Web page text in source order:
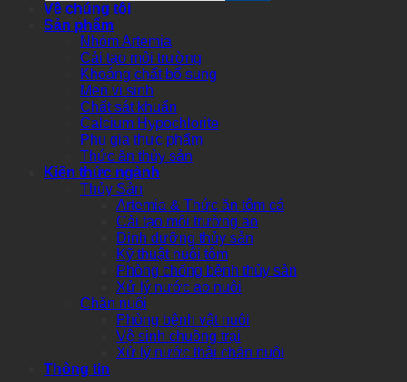
Về chúng tôi
Sản phẩm
Nhóm Artemia
Cải tạo môi trường
Khoáng chất bổ sung
Men vi sinh
Chất sát khuẩn
Calcium Hypochlorite
Phụ gia thực phẩm
Thức ăn thủy sản
Kiến thức ngành
Thủy Sản
Artemia & Thức ăn tôm cá
Cải tạo môi trường ao
Dinh dưỡng thủy sản
Kỹ thuật nuôi tôm
Phòng chống bệnh thủy sản
Xử lý nước ao nuôi
Chăn nuôi
Phòng bệnh vật nuôi
Vệ sinh chuồng trại
Xử lý nước thải chăn nuôi
Thông tin